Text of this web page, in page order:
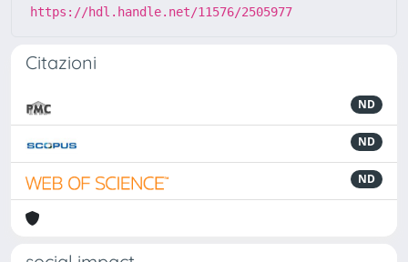
https://hdl.handle.net/11576/2505977
Citazioni
ND
ND
ND